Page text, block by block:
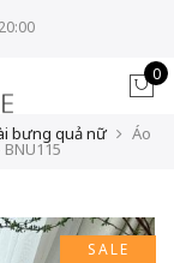
0
bưng quả nữ Áo
SALE